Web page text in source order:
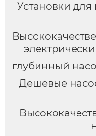
Установки для
глубинный
Дешевые